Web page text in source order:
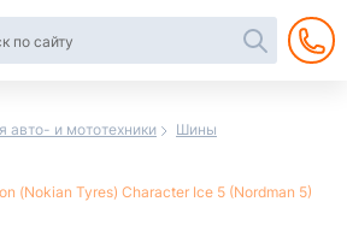
авто- и мототехники
Шины
(Nokian Tyres) Character Ice 5 (Nordman 5)